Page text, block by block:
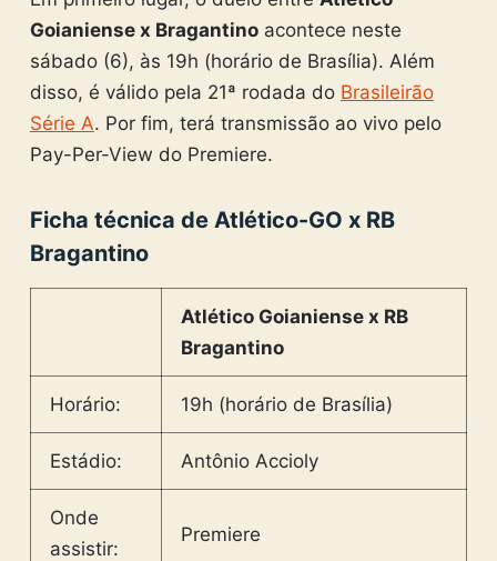
Goianiense x Bragantinoacontece neste
sábado (6), às 19h (horário de Brasília). Além
disso, é válido pela 21ª rodada do Brasileirão
Série A. Por fim, terá transmissão ao vivo pelo
Pay-Per-View do Premiere.
Ficha técnica de Atlético-GO x RB
Bragantino
Atlético Goianiense x RB
Bragantino
Horário: 19h (horário de Brasília)
Estádio: Antônio Accioly
Onde
assistir:
Premiere